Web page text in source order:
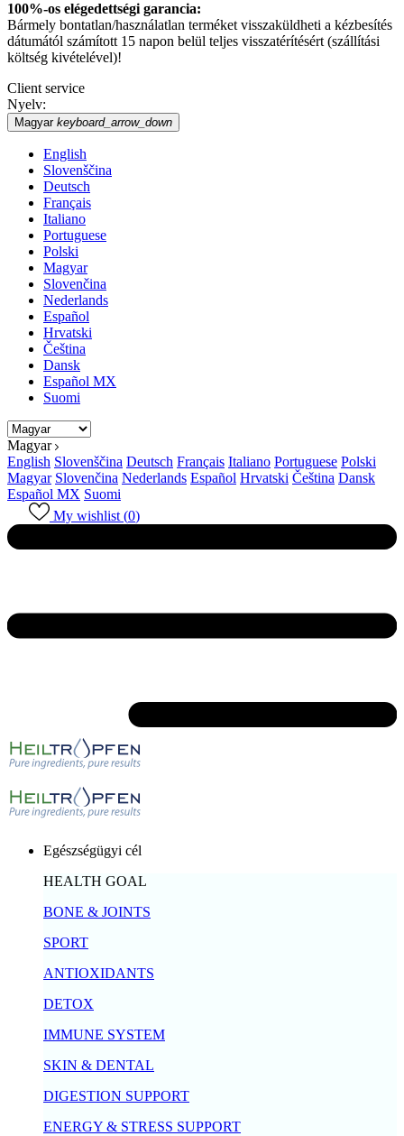
100%-os elégedettségi garancia:
Bármely bontatlan/használatlan terméket visszaküldheti a kézbesítés
dátumától számított 15 napon belül teljes visszatérítésért (szállítási
költség kivételével)!
Client service
Nyelv:
Magyar keyboard_arrow_down
English
Slovenščina
Deutsch
Français
Italiano
Portuguese
Polski
Magyar
Slovenčina
Nederlands
Español
Hrvatski
Čeština
Dansk
Español MX
Suomi
Magyar
English Slovenščina Deutsch Français Italiano Portuguese Polski
Magyar Slovenčina Nederlands Español Hrvatski Čeština Dansk
Español MX Suomi
My wishlist (0)
Egészségügyi cél
HEALTH GOAL
BONE & JOINTS
SPORT
ANTIOXIDANTS
DETOX
IMMUNE SYSTEM
SKIN & DENTAL
DIGESTION SUPPORT
ENERGY & STRESS SUPPORT